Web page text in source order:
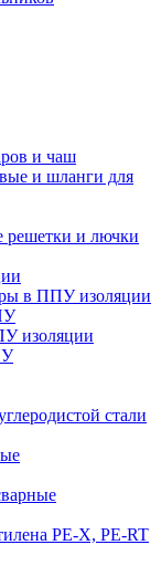
и чаш
и шланги для
решетки и лючки
в ППУ изоляции
изоляции
стали
PE-X, PE-RT